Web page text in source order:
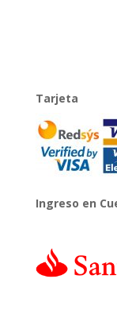
Tarjeta
Ingreso en